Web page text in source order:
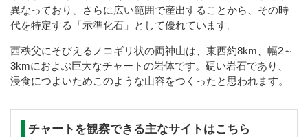
異なっており、さらに広い範囲で産出することから、その時
代を特定する「示準化石」として優れています。
西秩父にそびえるノコギリ状の両神山は、東西約8km、幅2～
3kmにおよぶ巨大なチャートの岩体です。硬い岩石であり、
浸食につよいためこのような山容をつくったと思われます。
チャートを観察できる主なサイトはこちら